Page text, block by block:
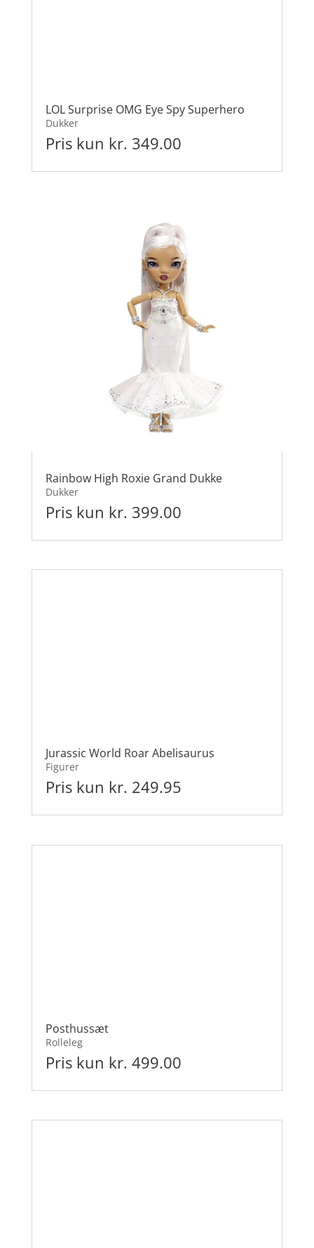
LOL Surprise OMG Eye Spy Superhero
Dukker
Pris kun kr. 349.00
Rainbow High Roxie Grand Dukke
Dukker
Pris kun kr. 399.00
Jurassic World Roar Abelisaurus
Figurer
Pris kun kr. 249.95
Posthussæt
Rolleleg
Pris kun kr. 499.00